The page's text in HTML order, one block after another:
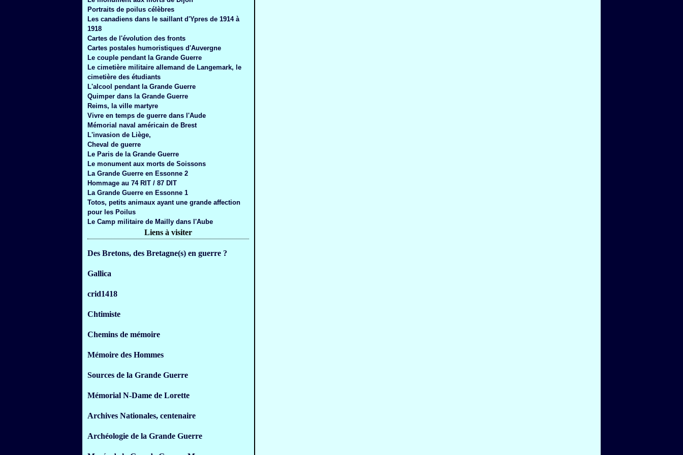
Portraits de poilus célèbres
Les canadiens dans le saillant d'Ypres de 1914 à
1918
Cartes de l'évolution des fronts
Cartes postales humoristiques d'Auvergne
Le couple pendant la Grande Guerre
Le cimetière militaire allemand de Langemark, le
cimetière des étudiants
L'alcool pendant la Grande Guerre
Quimper dans la Grande Guerre
Reims, la ville martyre
Vivre en temps de guerre dans l'Aude
Mémorial naval américain de Brest
L'invasion de Liège,
Cheval de guerre
Le Paris de la Grande Guerre
Le monument aux morts de Soissons
La Grande Guerre en Essonne 2
Hommage au 74 RIT / 87 DIT
La Grande Guerre en Essonne 1
Totos, petits animaux ayant une grande affection
pour les Poilus
Le Camp militaire de Mailly dans l'Aube
Liens à visiter
Des Bretons, des Bretagne(s) en guerre ?
Gallica
crid1418
Chtimiste
Chemins de mémoire
Mémoire des Hommes
Sources de la Grande Guerre
Mémorial N-Dame de Lorette
Archives Nationales, centenaire
Archéologie de la Grande Guerre